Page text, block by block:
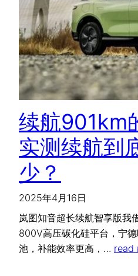
续航901km
实测续航到
少？
2025年4月16日
岚图知音超长续航智享版我
800V高压碳化硅平台，宁
池，补能效率更高，… read